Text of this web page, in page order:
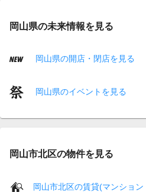
岡山県の未来情報を見る
岡山県の開店・閉店を見る
岡山県のイベントを見る
岡山市北区の物件を見る
岡山市北区の賃貸(マンショ